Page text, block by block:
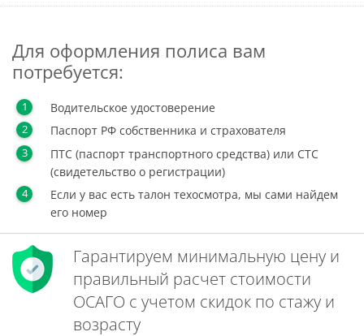
Для оформления полиса вам
потребуется:
Водительское удостоверение
Паспорт РФ собственника и страхователя
ПТС (паспорт транспортного средства) или СТС
(свидетельство о регистрации)
Если у вас есть талон техосмотра, мы сами найдем
его номер
Гарантируем минимальную цену и
правильный расчет стоимости
ОСАГО с учетом скидок по стажу и
возрасту